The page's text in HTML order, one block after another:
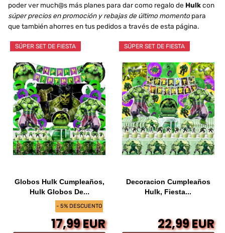
poder ver much@s más planes para dar como regalo de Hulkcon
súper precios en promoción y rebajas de último momentopara
que también ahorres en tus pedidos a través de esta página.
- 5% DESCUENTO
SÚPER SET DE FIESTA
Globos Hulk Cumpleaños,
Hulk Globos De...
17,99 EUR
SÚPER SET DE FIESTA
Decoracion Cumpleaños
Hulk, Fiesta...
22,99 EUR